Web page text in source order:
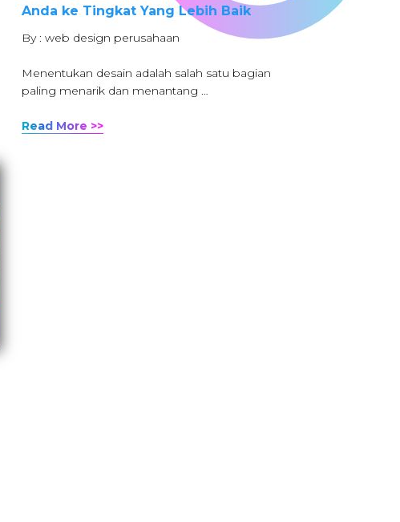
Anda ke Tingkat Yang Lebih Baik
By : web design perusahaan
Menentukan desain adalah salah satu bagian
paling menarik dan menantang …
Read More >>